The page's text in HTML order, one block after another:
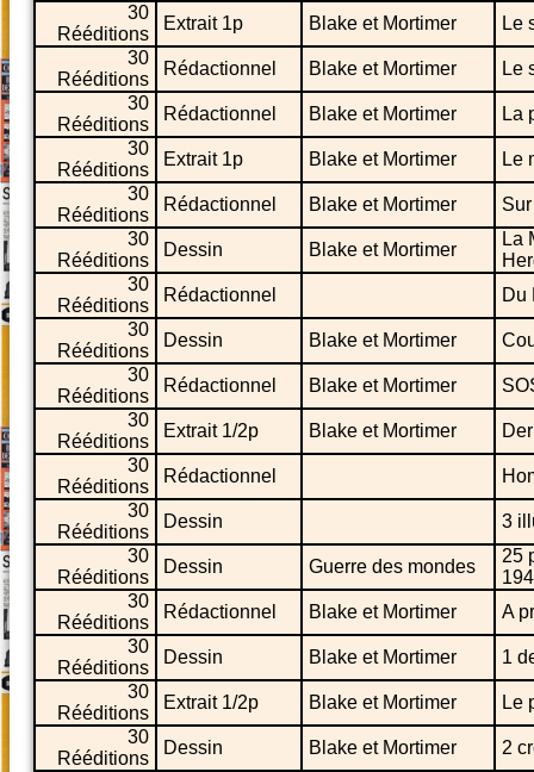
30
Rééditions
Extrait 1p Blake et Mortimer
Le
30
Rééditions
Rédactionnel Blake et Mortimer
Le
30
Rééditions
Rédactionnel Blake et Mortimer
La
30
Rééditions
Extrait 1p Blake et Mortimer
Le
30
Rééditions
Rédactionnel Blake et Mortimer
30
Rééditions
Dessin Blake et Mortimer
La
30
Rééditions
Rédactionnel
Du
30
Rééditions
Dessin Blake et Mortimer
30
Rééditions
Rédactionnel Blake et Mortimer
30
Rééditions
Extrait 1/2p Blake et Mortimer
30
Rééditions
Rédactionnel
30
Rééditions
Dessin
3
30
Rééditions
Dessin Guerre des mondes
25
30
Rééditions
Rédactionnel Blake et Mortimer
A
30
Rééditions
Dessin Blake et Mortimer
1
30
Rééditions
Extrait 1/2p Blake et Mortimer
Le
30
Rééditions
Dessin Blake et Mortimer
2